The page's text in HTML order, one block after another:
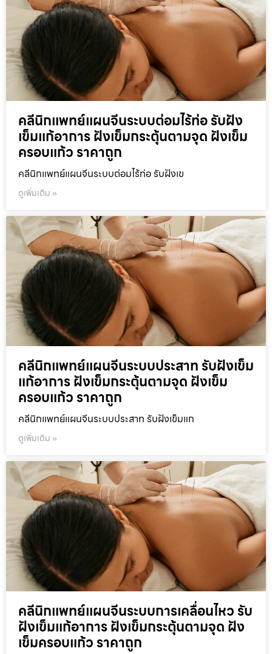
คลีนิกแพทย์แผนจีนระบบต่อมไร้ท่อ รับฝัง
เข็มแก้อาการ ฝังเข็มกระตุ้นตามจุด ฝังเข็ม
ครอบแก้ว ราคาถูก
คลีนิกแพทย์แผนจีนระบบต่อมไร้ท่อ รับฝังเข
ดูเพิ่มเติม »
คลีนิกแพทย์แผนจีนระบบประสาท รับฝังเข็ม
แก้อาการ ฝังเข็มกระตุ้นตามจุด ฝังเข็ม
ครอบแก้ว ราคาถูก
คลีนิกแพทย์แผนจีนระบบประสาท รับฝังเข็มแก
ดูเพิ่มเติม »
คลีนิกแพทย์แผนจีนระบบการเคลื่อนไหว รับ
ฝังเข็มแก้อาการ ฝังเข็มกระตุ้นตามจุด ฝัง
เข็มครอบแก้ว ราคาถูก